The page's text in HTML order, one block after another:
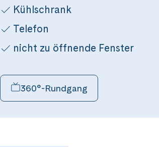
Kühlschrank
Telefon
nicht zu öffnende Fenster
360°-Rundgang